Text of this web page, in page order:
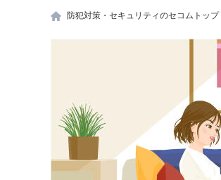
防犯対策・セキュリティのセコムトップ